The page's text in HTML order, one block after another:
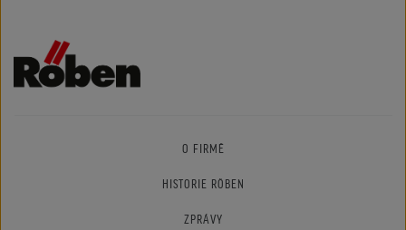
O FIRMĚ
HISTORIE RÖBEN
ZPRÁVY